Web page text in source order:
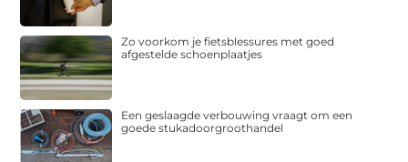
Zo voorkom je fietsblessures met goed
afgestelde schoenplaatjes
Een geslaagde verbouwing vraagt om een
goede stukadoorgroothandel